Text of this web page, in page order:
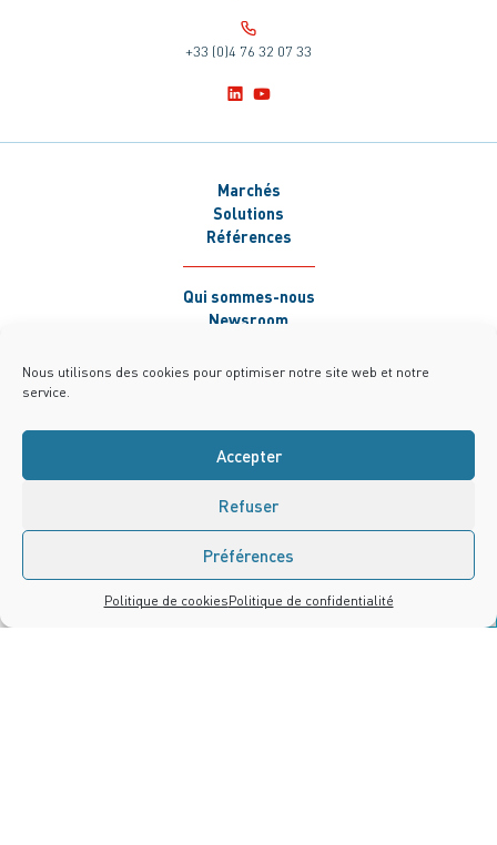
Nous utilisons des cookies pour optimiser notre site web et notre
service.
Accepter
Refuser
Préférences
Politique de cookiesPolitique de confidentialité
Nous contacter
+33 (0)4 76 32 07 33
Marchés
Solutions
Références
Qui sommes-nous
Newsroom
Contact